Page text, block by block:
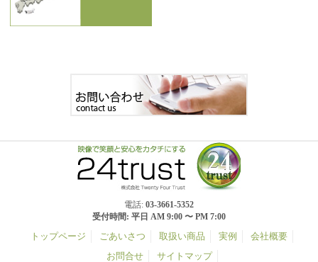
電話: 03-3661-5352
受付時間: 平日 AM 9:00 〜 PM 7:00
トップページ ごあいさつ 取扱い商品 実例
会社概要
お問合せ
サイトマップ